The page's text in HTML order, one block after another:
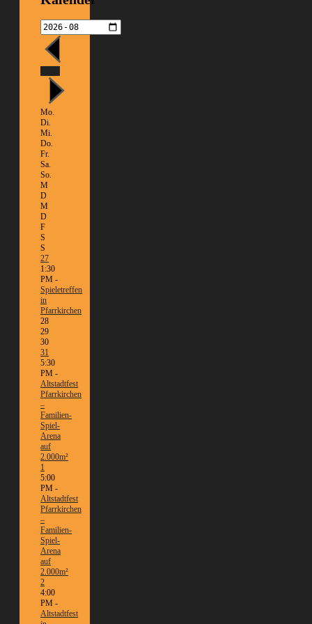
Mo.
Di.
Mi.
Do.
Fr.
Sa.
So.
M
D
M
D
F
S
S
27
1:30
PM -
Spieletreffen
in
Pfarrkirchen
28
29
30
31
5:30
PM -
Altstadtfest
Pfarrkirchen
–
Familien-
Spiel-
Arena
auf
2.000m²
1
5:00
PM -
Altstadtfest
Pfarrkirchen
–
Familien-
Spiel-
Arena
auf
2.000m²
2
4:00
PM -
Altstadtfest